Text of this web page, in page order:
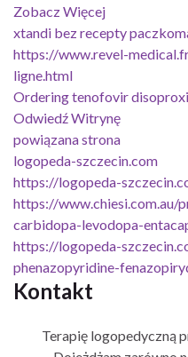
Zobacz Więcej
xtandi bez recepty
https://www.revel-
ligne.html
Ordering tenofovir
Odwiedź Witrynę
powiązana strona
logopeda-szczecin.com
https://logopeda-
https://www.chiesi.com.au/
carbidopa-levodopa-
https://logopeda-
phenazopyridine-
Kontakt
Terapię logopedyczną